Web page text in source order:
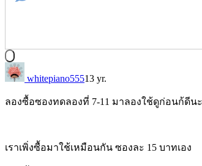
whitepiano55513 yr.
ลองซื้อซองทดลองที่ 7-11 มาลองใช้ดูก่อนก้ดีนะ
เราเพิ่งซื้อมาใช้เหมือนกัน ซองละ 15 บาทเอง